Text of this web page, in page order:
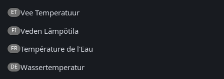
ET Vee Temperatuur
FI Veden Lämpötila
FR Température de l'Eau
DE Wassertemperatur